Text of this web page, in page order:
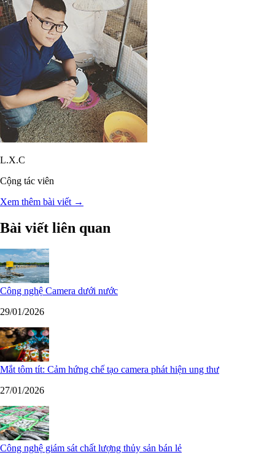
L.X.C
Cộng tác viên
Xem thêm bài viết →
Bài viết liên quan
Công nghệ Camera dưới nước
29/01/2026
Mắt tôm tít: Cảm hứng chế tạo camera phát hiện ung thư
27/01/2026
Công nghệ giám sát chất lượng thủy sản bán lẻ